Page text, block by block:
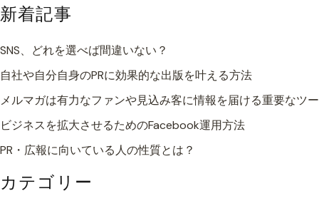
新着記事
SNS、どれを選べば間違いない？
自社や自分自身のPRに効果的な出版を叶える方法
メルマガは有力なファンや見込み客に情報を届ける重要なツ
ビジネスを拡大させるためのFacebook運用方法
PR・広報に向いている人の性質とは？
カテゴリー